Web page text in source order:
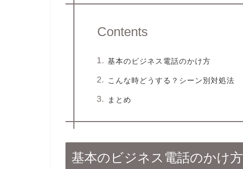
Contents
基本のビジネス電話のかけ方
こんな時どうする？シーン別対処法
まとめ
基本のビジネス電話のかけ方